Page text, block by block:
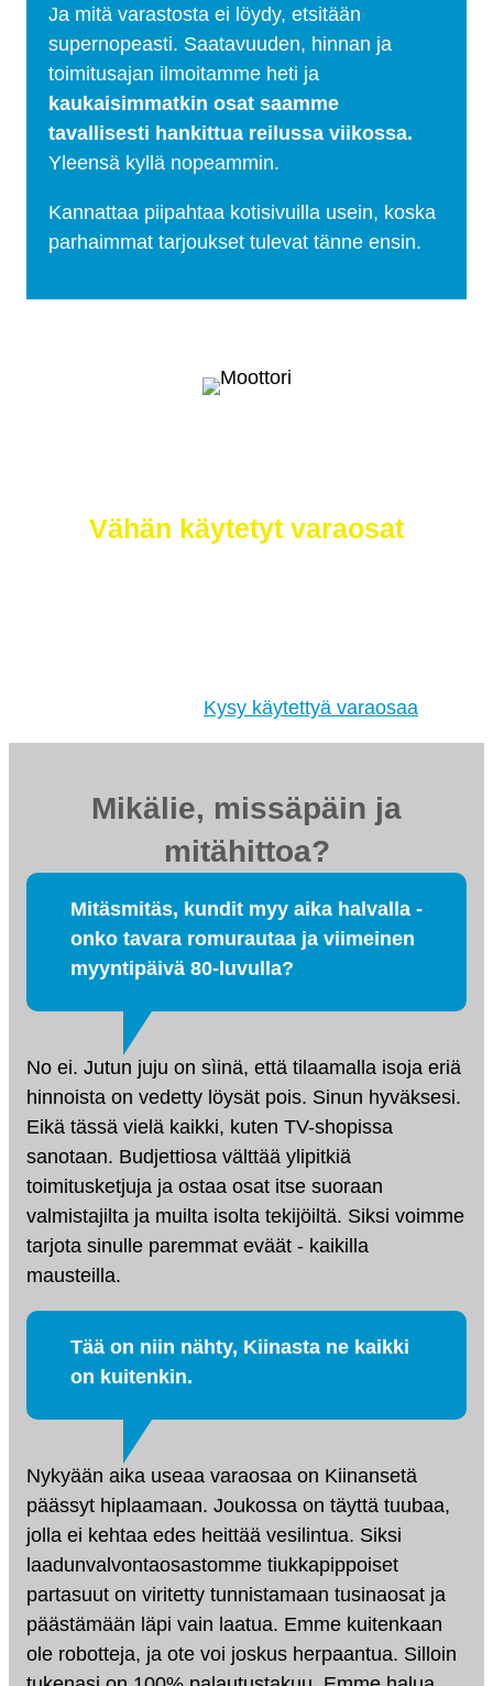
Ja mitä varastosta ei löydy, etsitään
supernopeasti. Saatavuuden, hinnan ja
toimitusajan ilmoitamme heti ja
kaukaisimmatkin osat saamme
tavallisesti hankittua reilussa viikossa.
Yleensä kyllä nopeammin.
Kannattaa piipahtaa kotisivuilla usein, koska
parhaimmat tarjoukset tulevat tänne ensin.
Vähän käytetyt varaosat
Kysy käytettyä varaosaa
Mikälie, missäpäin ja
mitähittoa?
Mitäsmitäs, kundit myy aika halvalla -
onko tavara romurautaa ja viimeinen
myyntipäivä 80-luvulla?
No ei. Jutun juju on sìinä, että tilaamalla isoja eriä
hinnoista on vedetty löysät pois. Sinun hyväksesi.
Eikä tässä vielä kaikki, kuten TV-shopissa
sanotaan. Budjettiosa välttää ylipitkiä
toimitusketjuja ja ostaa osat itse suoraan
valmistajilta ja muilta isolta tekijöiltä. Siksi voimme
tarjota sinulle paremmat eväät - kaikilla
mausteilla.
Tää on niin nähty, Kiinasta ne kaikki
on kuitenkin.
Nykyään aika useaa varaosaa on Kiinansetä
päässyt hiplaamaan. Joukossa on täyttä tuubaa,
jolla ei kehtaa edes heittää vesilintua. Siksi
laadunvalvontaosastomme tiukkapippoiset
partasuut on viritetty tunnistamaan tusinaosat ja
päästämään läpi vain laatua. Emme kuitenkaan
ole robotteja, ja ote voi joskus herpaantua. Silloin